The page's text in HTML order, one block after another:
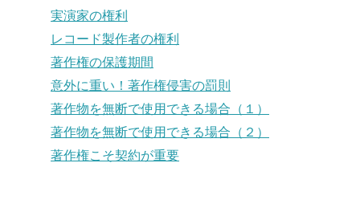
実演家の権利
レコード製作者の権利
著作権の保護期間
意外に重い！著作権侵害の罰則
著作物を無断で使用できる場合（１）
著作物を無断で使用できる場合（２）
著作権こそ契約が重要